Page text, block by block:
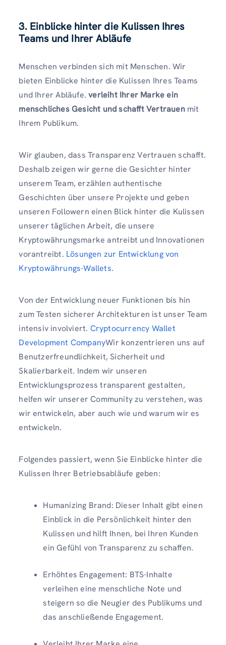
3. Einblicke hinter die Kulissen Ihres
Teams und Ihrer Abläufe
Menschen verbinden sich mit Menschen. Wir
bieten Einblicke hinter die Kulissen Ihres Teams
und Ihrer Abläufe.verleiht Ihrer Marke ein
menschliches Gesicht und schafft Vertrauenmit
Ihrem Publikum.
Wir glauben, dass Transparenz Vertrauen schafft.
Deshalb zeigen wir gerne die Gesichter hinter
unserem Team, erzählen authentische
Geschichten über unsere Projekte und geben
unseren Followern einen Blick hinter die Kulissen
unserer täglichen Arbeit, die unsere
Kryptowährungsmarke antreibt und Innovationen
vorantreibt. Lösungen zur Entwicklung von
Kryptowährungs-Wallets.
Von der Entwicklung neuer Funktionen bis hin
zum Testen sicherer Architekturen ist unser Team
intensiv involviert. Cryptocurrency Wallet
Development CompanyWir konzentrieren uns auf
Benutzerfreundlichkeit, Sicherheit und
Skalierbarkeit. Indem wir unseren
Entwicklungsprozess transparent gestalten,
helfen wir unserer Community zu verstehen, was
wir entwickeln, aber auch wie und warum wir es
entwickeln.
Folgendes passiert, wenn Sie Einblicke hinter die
Kulissen Ihrer Betriebsabläufe geben:
Humanizing Brand: Dieser Inhalt gibt einen
Einblick in die Persönlichkeit hinter den
Kulissen und hilft Ihnen, bei Ihren Kunden
ein Gefühl von Transparenz zu schaffen.
Erhöhtes Engagement: BTS-Inhalte
verleihen eine menschliche Note und
steigern so die Neugier des Publikums und
das anschließende Engagement.